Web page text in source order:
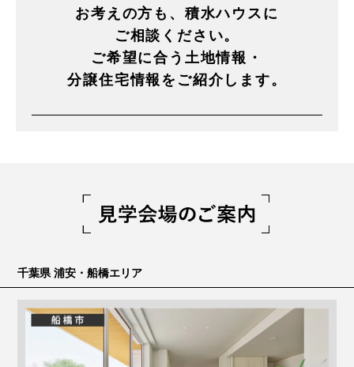
お考えの方も、積水ハウスに
ご相談ください。
ご希望に合う土地情報・
分譲住宅情報をご紹介します。
千葉県 浦安・船橋エリア